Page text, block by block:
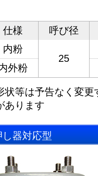
仕様 呼び径
内粉
25
外粉
等は予告なく変更
あります
器対応型